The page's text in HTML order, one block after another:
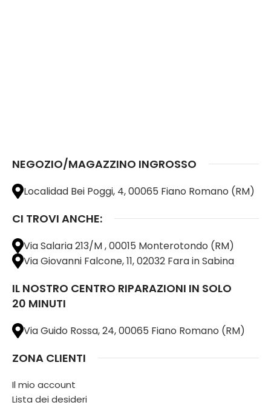
NEGOZIO/MAGAZZINO INGROSSO
Localidad Bei Poggi, 4, 00065 Fiano Romano (RM)
CI TROVI ANCHE:
Via Salaria 213/M , 00015 Monterotondo (RM)
Via Giovanni Falcone, 11, 02032 Fara in Sabina
IL NOSTRO CENTRO RIPARAZIONI IN SOLO
20 MINUTI
Via Guido Rossa, 24, 00065 Fiano Romano (RM)
ZONA CLIENTI
Il mio account
Lista dei desideri